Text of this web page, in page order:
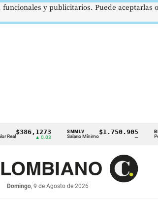
▲ 0.03
SMMLV
Salario Mínimo
$1.750.905 BRENT
Petróleo
Domingo, 9 de Agosto de 2026
y publicitarios. Puede aceptarlas